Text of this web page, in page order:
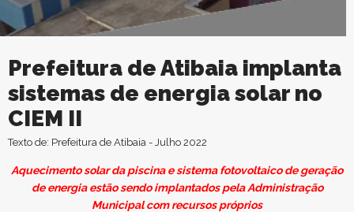
Prefeitura de Atibaia implanta
sistemas de energia solar no
CIEM II
Texto de: Prefeitura de Atibaia - Julho 2022
Aquecimento solar da piscina e sistema fotovoltaico de geração
de energia estão sendo implantados pela Administração
Municipal com recursos próprios